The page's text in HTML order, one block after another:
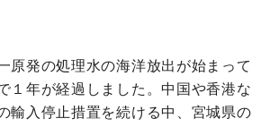
原発の処理水の海洋放出が始まって
１年が経過しました。中国や香港な
輸入停止措置を続ける中、宮城県の